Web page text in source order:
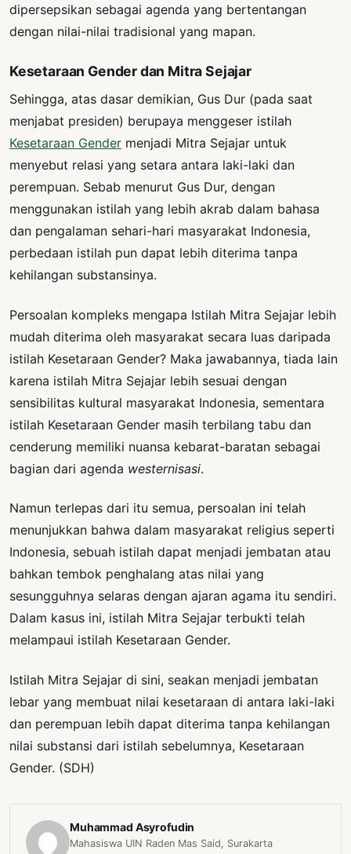
dipersepsikan sebagai agenda yang bertentangan
dengan nilai-nilai tradisional yang mapan.
Kesetaraan Gender dan Mitra Sejajar
Sehingga, atas dasar demikian, Gus Dur (pada saat
menjabat presiden) berupaya menggeser istilah
Kesetaraan Gender menjadi Mitra Sejajar untuk
menyebut relasi yang setara antara laki-laki dan
perempuan. Sebab menurut Gus Dur, dengan
menggunakan istilah yang lebih akrab dalam bahasa
dan pengalaman sehari-hari masyarakat Indonesia,
perbedaan istilah pun dapat lebih diterima tanpa
kehilangan substansinya.
Persoalan kompleks mengapa Istilah Mitra Sejajar lebih
mudah diterima oleh masyarakat secara luas daripada
istilah Kesetaraan Gender? Maka jawabannya, tiada lain
karena istilah Mitra Sejajar lebih sesuai dengan
sensibilitas kultural masyarakat Indonesia, sementara
istilah Kesetaraan Gender masih terbilang tabu dan
cenderung memiliki nuansa kebarat-baratan sebagai
bagian dari agenda westernisasi.
Namun terlepas dari itu semua, persoalan ini telah
menunjukkan bahwa dalam masyarakat religius seperti
Indonesia, sebuah istilah dapat menjadi jembatan atau
bahkan tembok penghalang atas nilai yang
sesungguhnya selaras dengan ajaran agama itu sendiri.
Dalam kasus ini, istilah Mitra Sejajar terbukti telah
melampaui istilah Kesetaraan Gender.
Istilah Mitra Sejajar di sini, seakan menjadi jembatan
lebar yang membuat nilai kesetaraan di antara laki-laki
dan perempuan lebih dapat diterima tanpa kehilangan
nilai substansi dari istilah sebelumnya, Kesetaraan
Gender. (SDH)
Muhammad Asyrofudin
Mahasiswa UIN Raden Mas Said, Surakarta